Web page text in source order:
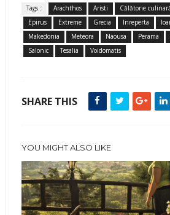
Tags : Arachthos Aristi Călătorie
Epirus
Extreme Grecia Inreperta
Makedonia
Meteora Naousa Perama
Salonic
Tesalia Voidomatis
SHARE THIS
YOU MIGHT ALSO LIKE